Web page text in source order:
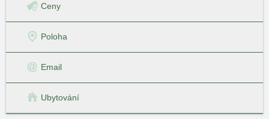
Ceny
Poloha
Email
Ubytování